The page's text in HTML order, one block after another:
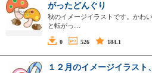
がったどんぐり
秋のイメージイラストです。かわ
と転がっ…
0 526 184.1
１２月のイメージイラス